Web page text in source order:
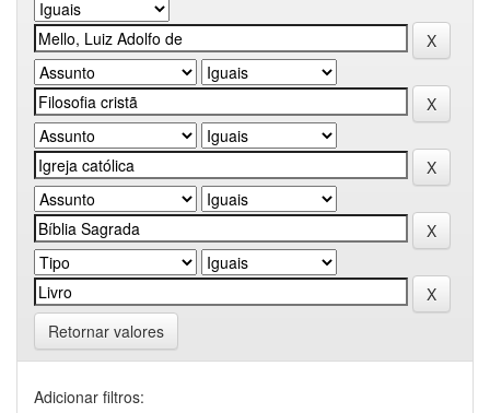
Retornar valores
Adicionar filtros: